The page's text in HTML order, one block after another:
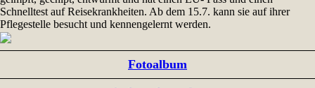
Schnelltest auf Reisekrankheiten. Ab dem 15.7. kann sie auf ihrer
Pflegestelle besucht und kennengelernt werden.
Fotoalbum